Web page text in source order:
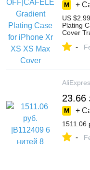
+
US
Plating
Cover
Cases
-
23.66
+
1511.06
-